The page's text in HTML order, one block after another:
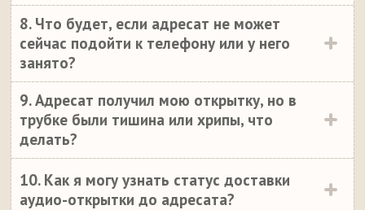
8. Что будет, если адресат не может
сейчас подойти к телефону или у него
занято?
9. Адресат получил мою открытку, но в
трубке были тишина или хрипы, что
делать?
10. Как я могу узнать статус доставки
аудио-открытки до адресата?